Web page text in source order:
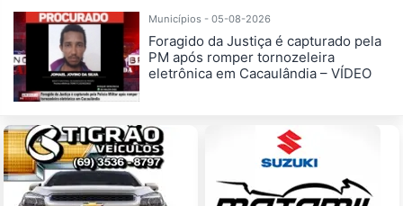
Municípios - 05-08-2026
Foragido da Justiça é capturado pela
PM após romper tornozeleira
eletrônica em Cacaulândia – VÍDEO